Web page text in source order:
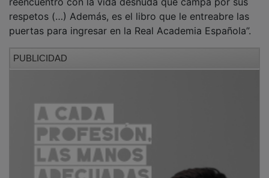
respetos (…) Además, es el libro que le entreabre las
puertas para ingresar en la Real Academia Española”.